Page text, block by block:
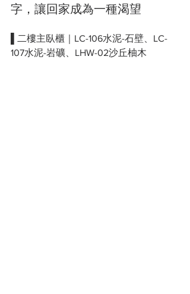
字，讓回家成為一種渴望
▌二樓主臥櫃｜LC-106水泥-石壁、LC-
107水泥-岩礦、LHW-02沙丘柚木